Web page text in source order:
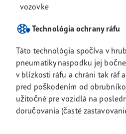
vozovke
Technológia ochrany ráfu
Táto technológia spočíva v
pneumatiky naspodku jej
v blízkosti ráfu a chráni tak ráf
pred poškodením od
užitočné pre vozidlá na
doručovania (časté